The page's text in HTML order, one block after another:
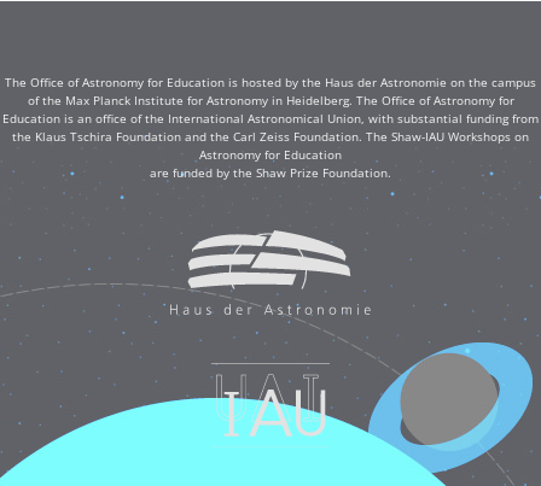
The Office of Astronomy for Education is hosted by the Haus der Astronomie on the campus
of the Max Planck Institute for Astronomy in Heidelberg. The Office of Astronomy for
Education is an office of the International Astronomical Union, with substantial funding from
the Klaus Tschira Foundation and the Carl Zeiss Foundation. The Shaw-IAU Workshops on
Astronomy for Education
are funded by the Shaw Prize Foundation.